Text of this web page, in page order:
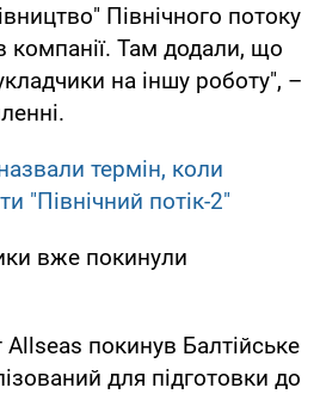
Північного потоку
компанії. Там додали, що
на іншу роботу", –
термін, коли
"Північний потік-2"
вже покинули
покинув Балтійське
для підготовки до